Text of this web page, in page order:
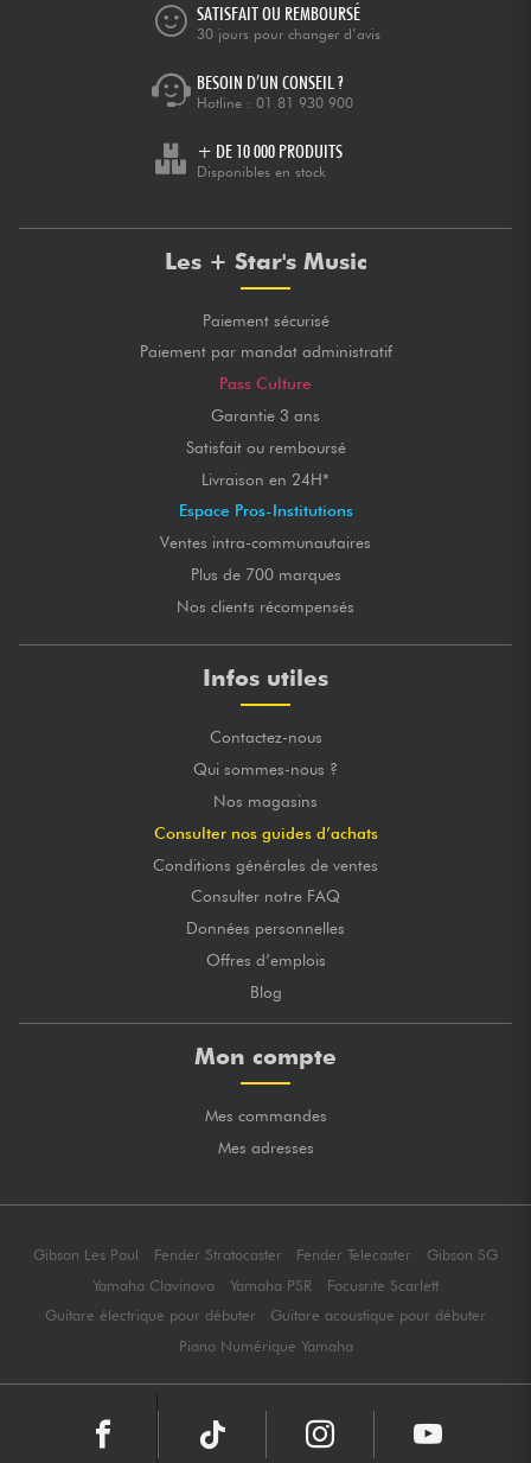
Voir nos marques
SATISFAIT OU REMBOURSÉ
30 jours pour changer d’avis
BESOIN D’UN CONSEIL ?
Hotline : 01 81 930 900
+ DE 10 000 PRODUITS
Disponibles en stock
Les + Star's Music
Paiement sécurisé
Paiement par mandat administratif
Pass Culture
Garantie 3 ans
Satisfait ou remboursé
Livraison en 24H*
Espace Pros-Institutions
Ventes intra-communautaires
Plus de 700 marques
Nos clients récompensés
Infos utiles
Contactez-nous
Qui sommes-nous ?
Nos magasins
Consulter nos guides d’achats
Conditions générales de ventes
Consulter notre FAQ
Données personnelles
Offres d’emplois
Blog
Mon compte
Mes commandes
Mes adresses
Gibson Les Paul Fender Stratocaster Fender Telecaster
Gibson SG
Yamaha Clavinova
Yamaha PSR
Focusrite Scarlett
Guitare électrique pour débuter
Guitare acoustique pour débuter
Piano Numérique Yamaha